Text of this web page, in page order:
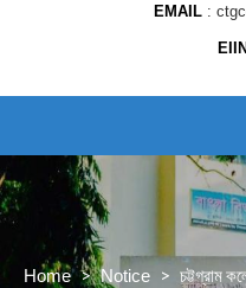
EMAIL
EIIN
Home > Notice > চট্টগ্রাম